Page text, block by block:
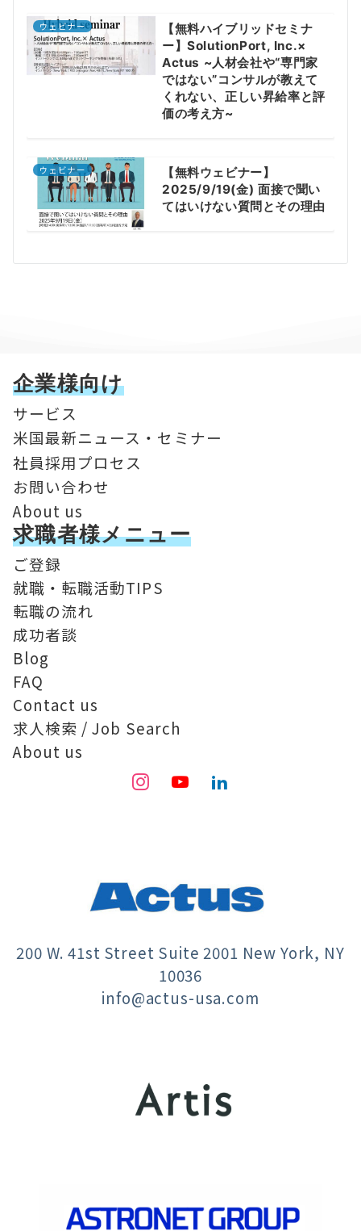
ウェビナー
【無料ハイブリッドセミナ
ー】SolutionPort, Inc.×
Actus ~人材会社や“専門家
ではない”コンサルが教えて
くれない、正しい昇給率と評
価の考え方~
ウェビナー
【無料ウェビナー】
2025/9/19(金) 面接で聞い
てはいけない質問とその理由
企業様向け
サービス
米国最新ニュース・セミナー
社員採用プロセス
お問い合わせ
About us
求職者様メニュー
ご登録
就職・転職活動TIPS
転職の流れ
成功者談
Blog
FAQ
Contact us
求人検索 / Job Search
About us
200 W. 41st Street Suite 2001 New York, NY
10036
info@actus-usa.com